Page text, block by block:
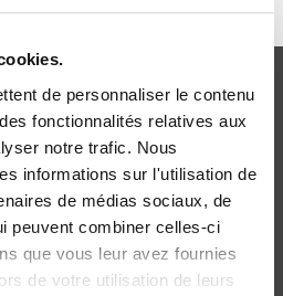
de personnaliser le contenu
fonctionnalités relatives aux
notre trafic. Nous
informations sur l'utilisation de
de médias sociaux, de
peuvent combiner celles-ci
que vous leur avez fournies
de votre utilisation de leurs
Livraison
monde entier